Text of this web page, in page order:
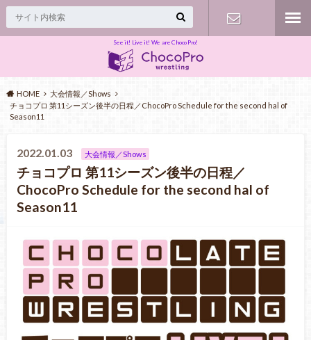
See it! Live it! We are ChocoPro!
HOME
大会情報／Shows
チョコプロ 第11シーズン後半の日程／ChocoPro Schedule for the second hal of
Season11
2022.01.03 大会情報／Shows
チョコプロ 第11シーズン後半の日程／
ChocoPro Schedule for the second hal of
Season11